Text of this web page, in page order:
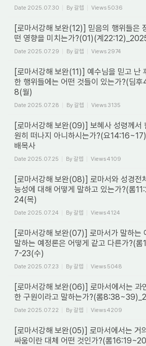
Date 2025.07.30 By갈렙 Views 5036
[로마서강해 보완(12)] 믿음의 행위들은
떤 영향을 미치는가?(01)(계
Date 2025.07.29 By갈렙 Views 2974
[로마서강해 보완(11)] 예수님을 믿고 난
한 행위들에는 어떤 것들이 있는가?(딤
8(월)
Date 2025.07.28 By갈렙 Views 3135
[로마서강해 보완(09)] 보혜사 성령께서
원히 떠나지 아니하시는가?(요
배목사
Date 2025.07.25 By갈렙 Views4109
[로마서강해 보완(08)] 로마서와 성경전
능성에 대해 어떻게 말하고 있는가?(롬
24(목)
Date 2025.07.24 By갈렙 Views4124
[로마서강해 보완(07)] 로마서가 말하는
말하는 예정론은 어떻게 같고 다른가?(
7-23(수)
Date 2025.07.23 By갈렙 Views 5048
[로마서강해 보완(06)] 로마서에서는 과
한 구원이라고 말하는가?(롬
Date 2025.07.22 By갈렙 Views4209
[로마서강해 보완(05)] 로마서에서는 거
싸움이란 대체 어떤 것인가?(롬